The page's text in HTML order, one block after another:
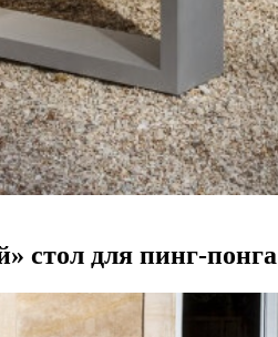
стол для пинг-понга